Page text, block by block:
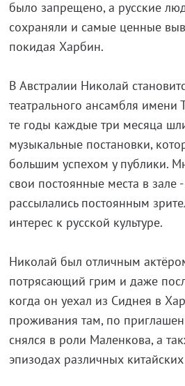
было запрещено, а русские
сохраняли и самые ценные
покидая Харбин.
В Австралии Николай
театрального ансамбля имени
те годы каждые три месяца
музыкальные постановки,
большим успехом у публики.
свои постоянные места в зале
рассылались постоянным
интерес к русской культуре.
Николай был отличным
потрясающий грим и даже
когда он уехал из Сиднея в
проживания там, по
снялся в роли Маленкова, а
эпизодах различных